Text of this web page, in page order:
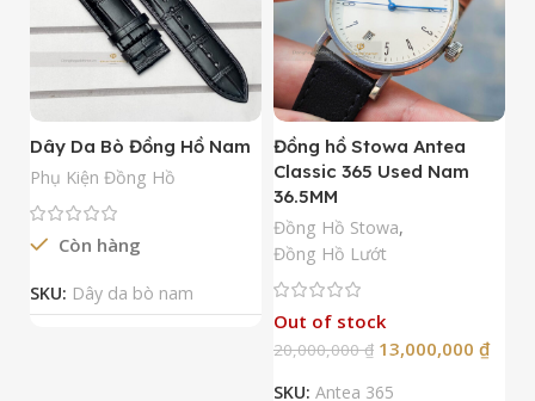
Dây Da Bò Đồng Hồ Nam
Phụ Kiện Đồng Hồ
Còn hàng
SKU: Dây da bò nam
Đồng hồ Stowa Antea
Classic 365 Used Nam
36.5MM
Đồng Hồ Stowa,
Đồng Hồ Lướt
Out of stock
20,000,000₫ 13,000,000 ₫
SKU: Antea 365